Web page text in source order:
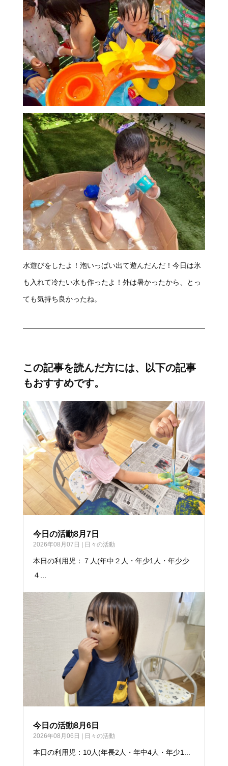
水遊びをしたよ！泡いっぱい出て遊んだんだ！今日は氷
も入れて冷たい水も作ったよ！外は暑かったから、とっ
ても気持ち良かったね。
この記事を読んだ方には、以下の記事
もおすすめです。
今日の活動8月7日
2026年08月07日 日々の活動
本日の利用児：７人(年中２人・年少1人・年少少
４...
今日の活動8月6日
2026年08月06日 日々の活動
本日の利用児：10人(年長2人・年中4人・年少1...